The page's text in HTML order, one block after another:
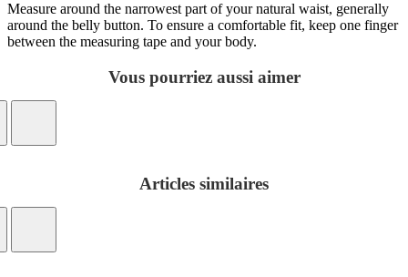
Measure around the narrowest part of your natural waist, generally
around the belly button. To ensure a comfortable fit, keep one finger
between the measuring tape and your body.
Vous pourriez aussi aimer
Articles similaires